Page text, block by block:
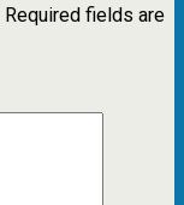
Required fields are